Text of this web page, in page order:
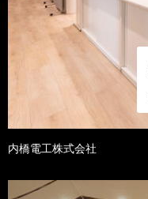
内橋電工株式会社